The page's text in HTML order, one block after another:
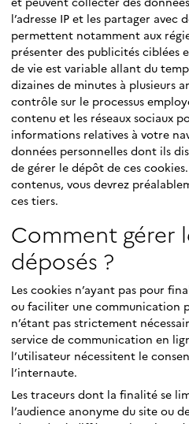
l’adresse IP et les partager avec
permettent notamment aux
présenter des publicités ciblées
de vie est variable allant du
dizaines de minutes à plusieurs
contrôle sur le processus
contenu et les réseaux sociaux
informations relatives à votre
données personnelles dont ils
de gérer le dépôt de ces
contenus, vous devrez
ces tiers.
Comment gérer
déposés ?
Les cookies n’ayant pas pour
ou faciliter une communication
n’étant pas strictement
service de communication en
l’utilisateur nécessitent le
l’internaute.
Les traceurs dont la finalité se
l’audience anonyme du site ou